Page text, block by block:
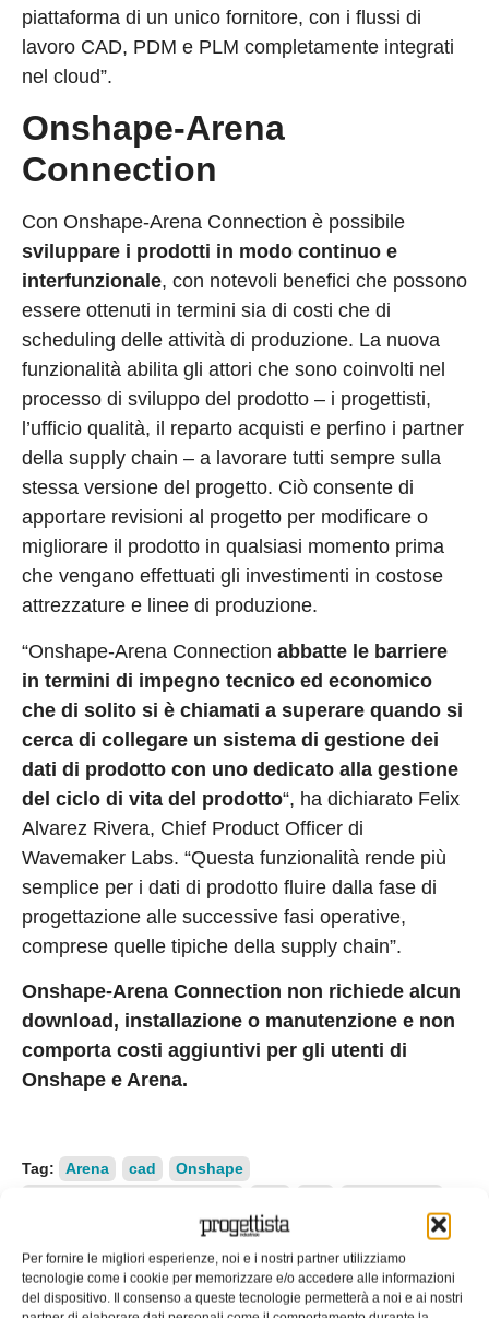
Per fornire le migliori esperienze, noi e i nostri partner utilizziamo
tecnologie come i cookie per memorizzare e/o accedere alle informazioni
del dispositivo. Il consenso a queste tecnologie permetterà a noi e ai nostri
piattaforma di un unico fornitore, con i flussi di
lavoro CAD, PDM e PLM completamente integrati
nel cloud”.
Onshape-Arena
Connection
Con Onshape-Arena Connection è possibile
sviluppare i prodotti in modo continuo e
interfunzionale, con notevoli benefici che possono
essere ottenuti in termini sia di costi che di
scheduling delle attività di produzione. La nuova
funzionalità abilita gli attori che sono coinvolti nel
processo di sviluppo del prodotto – i progettisti,
l’ufficio qualità, il reparto acquisti e perfino i partner
della supply chain – a lavorare tutti sempre sulla
stessa versione del progetto. Ciò consente di
apportare revisioni al progetto per modificare o
migliorare il prodotto in qualsiasi momento prima
che vengano effettuati gli investimenti in costose
attrezzature e linee di produzione.
“Onshape-Arena Connection abbatte le barriere
in termini di impegno tecnico ed economico
che di solito si è chiamati a superare quando si
cerca di collegare un sistema di gestione dei
dati di prodotto con uno dedicato alla gestione
del ciclo di vita del prodotto“, ha dichiarato Felix
Alvarez Rivera, Chief Product Officer di
Wavemaker Labs. “Questa funzionalità rende più
semplice per i dati di prodotto fluire dalla fase di
progettazione alle successive fasi operative,
comprese quelle tipiche della supply chain”.
Onshape-Arena Connection non richiede alcun
download, installazione o manutenzione e non
comporta costi aggiuntivi per gli utenti di
Onshape e Arena.
Tag: Arena cad
Onshape
Supply chain sviluppo del prodotto
EDICOLA WEB